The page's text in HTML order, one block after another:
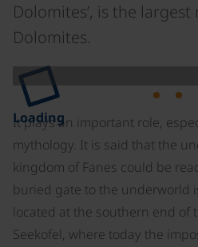
Dolomites’, is the
Dolomites.
Loading
It plays an important role,
mythology. It is said that the
kingdom of Fanes could be
buried gate to the underworld
located at the southern end of
Seekofel, where today the